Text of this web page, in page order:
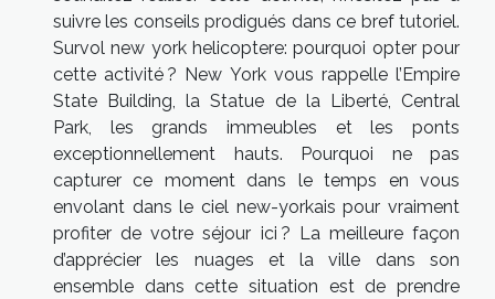
suivre les conseils prodigués dans ce bref tutoriel.
Survol new york helicoptere: pourquoi opter pour
cette activité ? New York vous rappelle l’Empire
State Building, la Statue de la Liberté, Central
Park, les grands immeubles et les ponts
exceptionnellement hauts. Pourquoi ne pas
capturer ce moment dans le temps en vous
envolant dans le ciel new-yorkais pour vraiment
profiter de votre séjour ici ? La meilleure façon
d’apprécier les nuages et la ville dans son
ensemble dans cette situation est de prendre